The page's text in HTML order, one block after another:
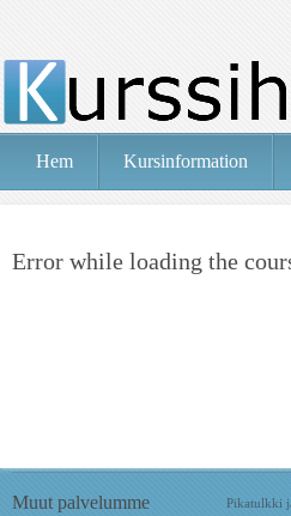
Hem Kursinformation
Error while loading the
Muut palvelumme
Pikatulkki